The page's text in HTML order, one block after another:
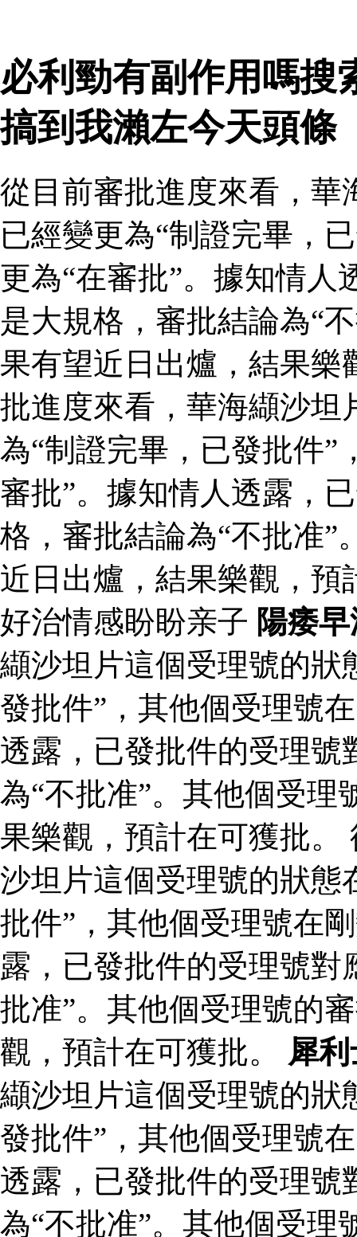
必利勁有副作用嗎搜
搞到我瀨左今天頭條
從目前審批進度來看，華
已經變更為“制證完畢，
更為“在審批”。據知情
是大規格，審批結論為“
果有望近日出爐，結果樂
批進度來看，華海纈沙坦
為“制證完畢，已發批件”
審批”。據知情人透露，
格，審批結論為“不批准”
近日出爐，結果樂觀，預
好治情感盼盼亲子 陽痿
纈沙坦片這個受理號的狀
發批件”，其他個受理號
透露，已發批件的受理號
為“不批准”。其他個受理
果樂觀，預計在可獲批。
沙坦片這個受理號的狀態
批件”，其他個受理號在
露，已發批件的受理號對
批准”。其他個受理號的
觀，預計在可獲批。 犀
纈沙坦片這個受理號的狀
發批件”，其他個受理號
透露，已發批件的受理號
為“不批准”。其他個受理